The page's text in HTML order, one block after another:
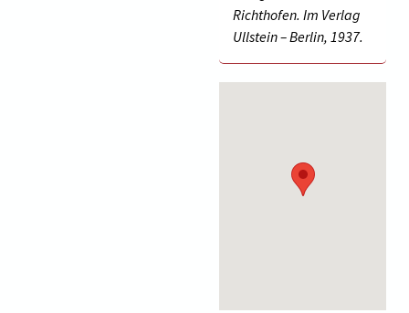
Richthofen. Im Verlag
Ullstein – Berlin, 1937.